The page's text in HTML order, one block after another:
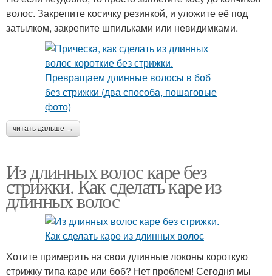
волос. Закрепите косичку резинкой, и уложите её под
затылком, закрепите шпильками или невидимками.
читать дальше →
Из длинных волос каре без
стрижки. Как сделать каре из
длинных волос
Хотите примерить на свои длинные локоны короткую
стрижку типа каре или боб? Нет проблем! Сегодня мы